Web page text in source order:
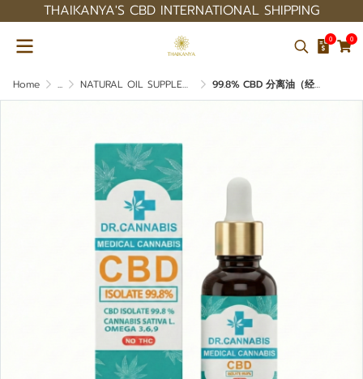
THAIKANYA'S CBD INTERNATIONAL SHIPPING
0 0
Home ... NATURAL OIL SUPPLEMENT 99.8% CBD 分离油（经医生咨询）